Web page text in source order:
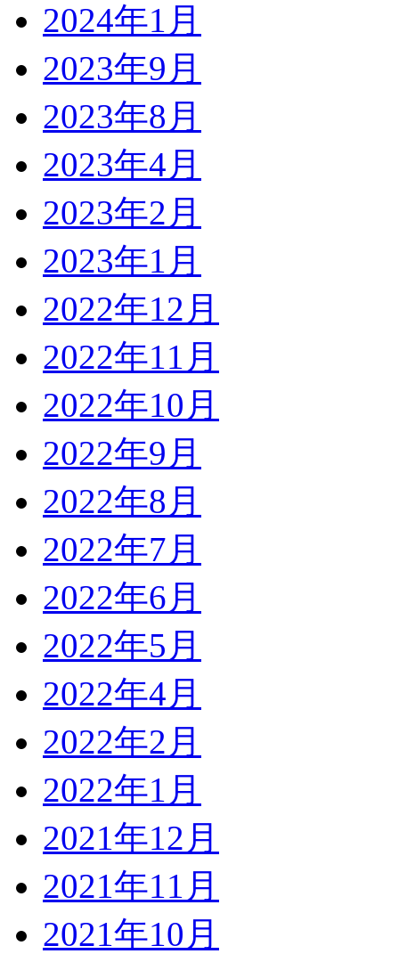
2024年1月
2023年9月
2023年8月
2023年4月
2023年2月
2023年1月
2022年12月
2022年11月
2022年10月
2022年9月
2022年8月
2022年7月
2022年6月
2022年5月
2022年4月
2022年2月
2022年1月
2021年12月
2021年11月
2021年10月